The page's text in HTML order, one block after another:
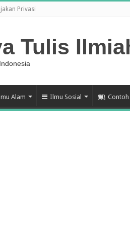
Privasi
Tulis
Alam Ilmu Sosial Contoh